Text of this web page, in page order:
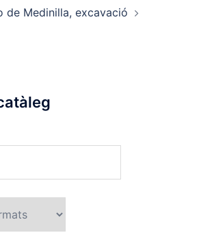
de Medinilla, excavació